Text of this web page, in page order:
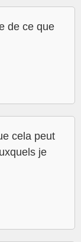
de ce que
cela peut
je